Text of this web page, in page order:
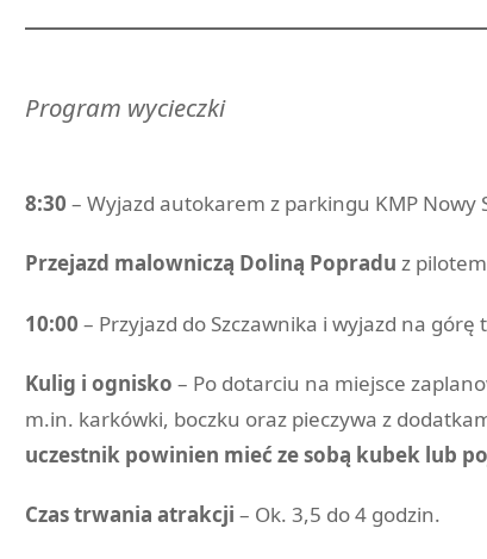
Program wycieczki
8:30 – Wyjazd autokarem z parkingu KMP Nowy
Przejazd malowniczą Doliną Popradu z
10:00 – Przyjazd do Szczawnika i wyjazd na
Kulig i ognisko – Po dotarciu na miejsce
m.in. karkówki, boczku oraz pieczywa z
uczestnik powinien mieć ze sobą kubek lub
Czas trwania atrakcji – Ok. 3,5 do 4 godzin.